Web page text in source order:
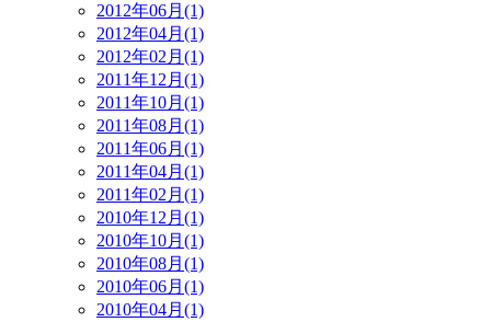
2012年06月(1)
2012年04月(1)
2012年02月(1)
2011年12月(1)
2011年10月(1)
2011年08月(1)
2011年06月(1)
2011年04月(1)
2011年02月(1)
2010年12月(1)
2010年10月(1)
2010年08月(1)
2010年06月(1)
2010年04月(1)